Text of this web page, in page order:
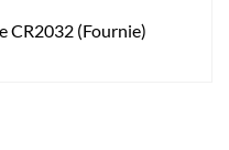
CR2032 (Fournie)